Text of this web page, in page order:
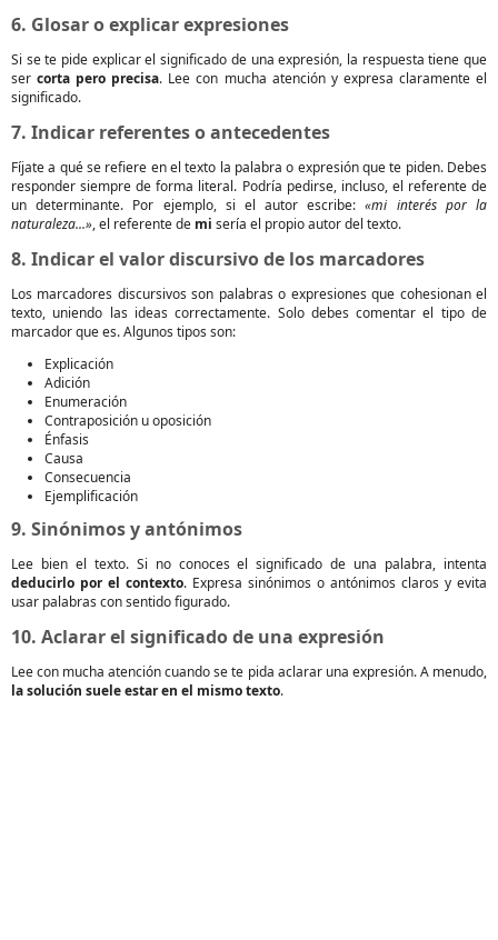
6. Glosar o explicar expresiones
Si se te pide explicar el significado de una expresión, la respuesta tiene que
sercorta pero precisa. Lee con mucha atención y expresa claramente el
significado.
7. Indicar referentes o antecedentes
Fíjate a qué se refiere en el texto la palabra o expresión que te piden. Debes
responder siempre de forma literal. Podría pedirse, incluso, el referente de
un determinante. Por ejemplo, si el autor escribe:«mi interés por la
naturaleza...», el referente de mi sería el propio autor del texto.
8. Indicar el valor discursivo de los marcadores
Los marcadores discursivos son palabras o expresiones que cohesionan el
texto, uniendo las ideas correctamente. Solo debes comentar el tipo de
marcador que es. Algunos tipos son:
Explicación
Adición
Enumeración
Contraposición u oposición
Énfasis
Causa
Consecuencia
Ejemplificación
9. Sinónimos y antónimos
Lee bien el texto. Si no conoces el significado de una palabra, intenta
deducirlo por el contexto. Expresa sinónimos o antónimos claros y evita
usar palabras con sentido figurado.
10. Aclarar el significado de una expresión
Lee con mucha atención cuando se te pida aclarar una expresión. A menudo,
la solución suele estar en el mismo texto.